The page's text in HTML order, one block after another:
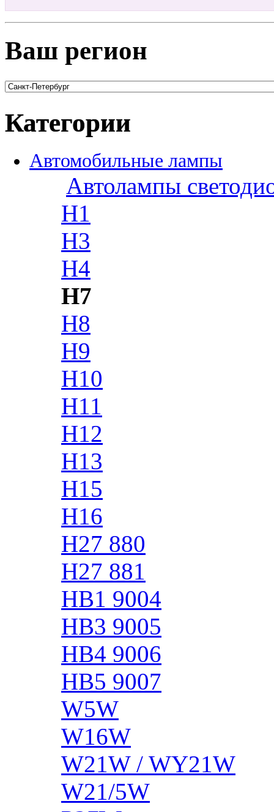
Ваш регион
Категории
Автомобильные лампы
Автолампы
H1
H3
H4
H7
H8
H9
H10
H11
H12
H13
H15
H16
H27 880
H27 881
HB1 9004
HB3 9005
HB4 9006
HB5 9007
W5W
W16W
W21W / WY21W
W21/5W